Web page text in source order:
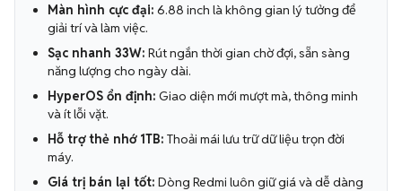
Màn hình cực đại: 6.88 inch là không gian lý tưởng để
giải trí và làm việc.
Sạc nhanh 33W: Rút ngắn thời gian chờ đợi, sẵn sàng
năng lượng cho ngày dài.
HyperOS ổn định: Giao diện mới mượt mà, thông minh
và ít lỗi vặt.
Hỗ trợ thẻ nhớ 1TB: Thoải mái lưu trữ dữ liệu trọn đời
máy.
Giá trị bán lại tốt: Dòng Redmi luôn giữ giá và dễ dàng